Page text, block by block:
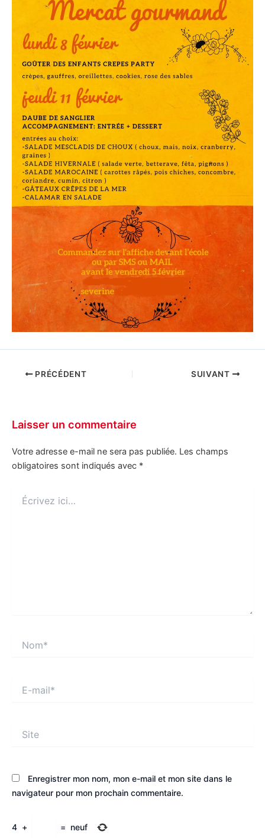
PRÉCÉDENT SUIVANT
Laisser un commentaire
Votre adresse e-mail ne sera pas publiée. Les champs
obligatoires sont indiqués avec *
ici…
mail*
Enregistrer mon nom, mon e-mail et mon site dans le
navigateur pour mon prochain commentaire.
4 + = neuf